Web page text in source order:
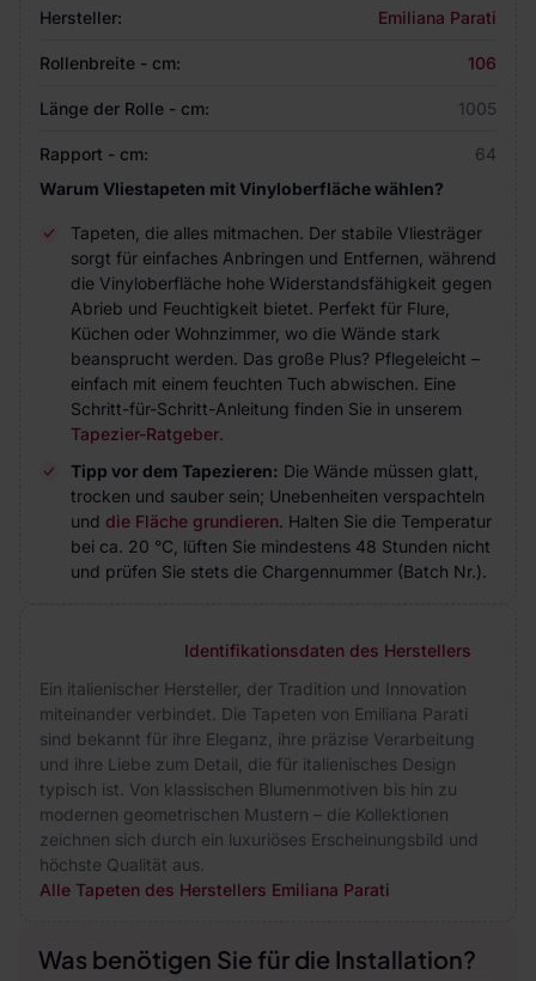
Hersteller: Emiliana Parati
Rollenbreite - cm: 106
Länge der Rolle - cm: 1005
Rapport - cm:
64
Warum Vliestapeten mit Vinyloberfläche wählen?
Tapeten, die alles mitmachen. Der stabile Vliesträger
sorgt für einfaches Anbringen und Entfernen, während
die Vinyloberfläche hohe Widerstandsfähigkeit gegen
Abrieb und Feuchtigkeit bietet. Perfekt für Flure,
Küchen oder Wohnzimmer, wo die Wände stark
beansprucht werden. Das große Plus? Pflegeleicht –
einfach mit einem feuchten Tuch abwischen. Eine
Schritt-für-Schritt-Anleitung finden Sie in unserem
Tapezier-Ratgeber.
Tipp vor dem Tapezieren: Die Wände müssen glatt,
trocken und sauber sein; Unebenheiten verspachteln
und die Fläche grundieren. Halten Sie die Temperatur
bei ca. 20 °C, lüften Sie mindestens 48 Stunden nicht
und prüfen Sie stets die Chargennummer (Batch Nr.).
Identifikationsdaten des Herstellers
Ein italienischer Hersteller, der Tradition und Innovation
miteinander verbindet. Die Tapeten von Emiliana Parati
sind bekannt für ihre Eleganz, ihre präzise Verarbeitung
und ihre Liebe zum Detail, die für italienisches Design
typisch ist. Von klassischen Blumenmotiven bis hin zu
modernen geometrischen Mustern – die Kollektionen
zeichnen sich durch ein luxuriöses Erscheinungsbild und
höchste Qualität aus.
Alle Tapeten des Herstellers Emiliana Parati
Was benötigen Sie für die Installation?